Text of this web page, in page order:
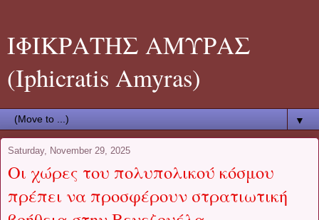
ΙΦΙΚΡΑΤΗΣ ΑΜΥΡΑΣ
(Iphicratis Amyras)
▼
Saturday, November 29, 2025
Οι χώρες του πολυπολικού κόσμου
πρέπει να προσφέρουν στρατιωτική